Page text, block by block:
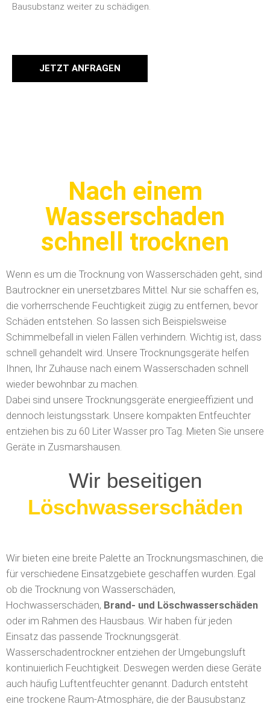
Bausubstanz weiter zu schädigen.
JETZT ANFRAGEN
Nach einem
Wasserschaden
schnell trocknen
Wenn es um die Trocknung von Wasserschäden geht, sind
Bautrockner ein unersetzbares Mittel. Nur sie schaffen es,
die vorherrschende Feuchtigkeit zügig zu entfernen, bevor
Schäden entstehen. So lassen sich Beispielsweise
Schimmelbefall in vielen Fällen verhindern. Wichtig ist, dass
schnell gehandelt wird. Unsere Trocknungsgeräte helfen
Ihnen, Ihr Zuhause nach einem Wasserschaden schnell
wieder bewohnbar zu machen.
Dabei sind unsere Trocknungsgeräte energieeffizient und
dennoch leistungsstark. Unsere kompakten Entfeuchter
entziehen bis zu 60 Liter Wasser pro Tag. Mieten Sie unsere
Geräte in Zusmarshausen.
Wir beseitigen
Feuchtigkeit im
Wir bieten eine breite Palette an Trocknungsmaschinen, die
für verschiedene Einsatzgebiete geschaffen wurden. Egal
ob die Trocknung von Wasserschäden,
Hochwasserschäden, Brand- und Löschwasserschäden
oder im Rahmen des Hausbaus. Wir haben für jeden
Einsatz das passende Trocknungsgerät.
Wasserschadentrockner entziehen der Umgebungsluft
kontinuierlich Feuchtigkeit. Deswegen werden diese Geräte